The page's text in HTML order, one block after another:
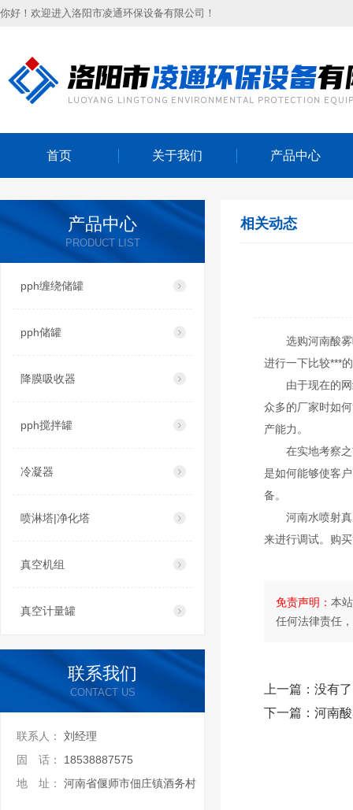
你好！欢迎进入洛阳市凌通环保设备有限公司！
首页 关于我们 产品中心
产品中心
PRODUCT LIST
pph缠绕储罐
pph储罐
降膜吸收器
pph搅拌罐
冷凝器
喷淋塔|净化塔
真空机组
真空计量罐
联系我们
CONTACT US
联系人：
刘经理
固 话：
18538887575
地 址：
河南省偃师市佃庄镇酒务村
相关动态
选购河南酸
进行一下比较***
由于现在的
众多的厂家时如
产能力。
在实地考察
是如何能够使客
备。
河南水喷射
来进行调试。购
免责声明： 本
任何法律责任
上一篇： 没有了
下一篇： 河南